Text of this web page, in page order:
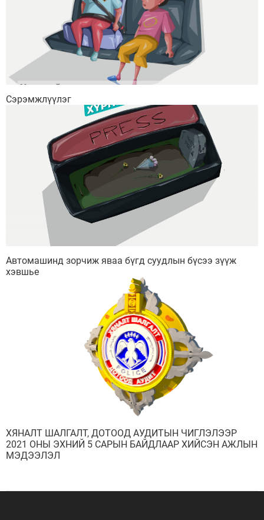
Сэрэмжлүүлэг
Автомашинд зорчиж яваа бүгд суудлын бүсээ зүүж
хэвшье
ХЯНАЛТ ШАЛГАЛТ, ДОТООД АУДИТЫН ЧИГЛЭЛЭЭР
2021 ОНЫ ЭХНИЙ 5 САРЫН БАЙДЛААР ХИЙСЭН АЖЛЫН
МЭДЭЭЛЭЛ
Мэдээллийн ил тод байдал
Удирдлагын шийдвэрийн ил тод байдал